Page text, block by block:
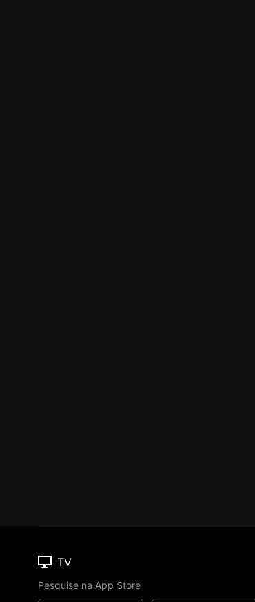
TV
Pesquise na App Store